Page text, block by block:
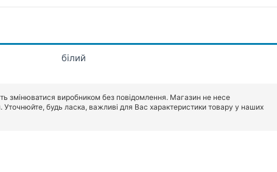
білий
змінюватися виробником без повідомлення. Магазин не несе
Уточнюйте, будь ласка, важливі для Вас характеристики товару у наших